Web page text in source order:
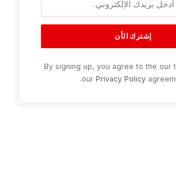
By signing up, you agree to the our
our Privacy Policy